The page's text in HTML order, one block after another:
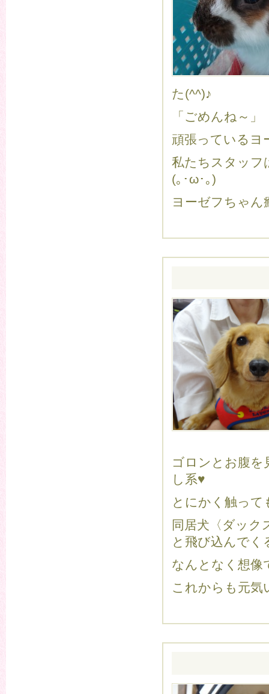
た(^^)♪
「ごめんね～
頑張っているヨ
私たちスタッフ
(｡･ω･｡)
ヨーゼフちゃ
ゴロンとお腹を
し系♥
とにかく触って
同居犬〈ダック
と飛び込んでく
なんとなく想像
これからも元気